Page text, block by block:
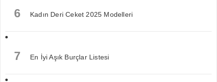
6 Kadın Deri Ceket 2025 Modelleri
7 En İyi Aşık Burçlar Listesi